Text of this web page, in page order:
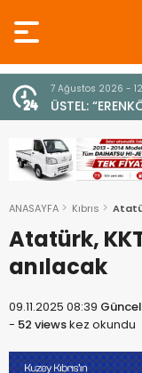
7 Ağustos 2026 -
ÜSTEL:
ANASAYFA Kıbrıs
Atatürk,
anılacak
09.11.2025 08:39
- 52 viewskez okundu